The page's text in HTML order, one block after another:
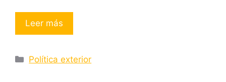
Leer más
Categorías
Política exterior